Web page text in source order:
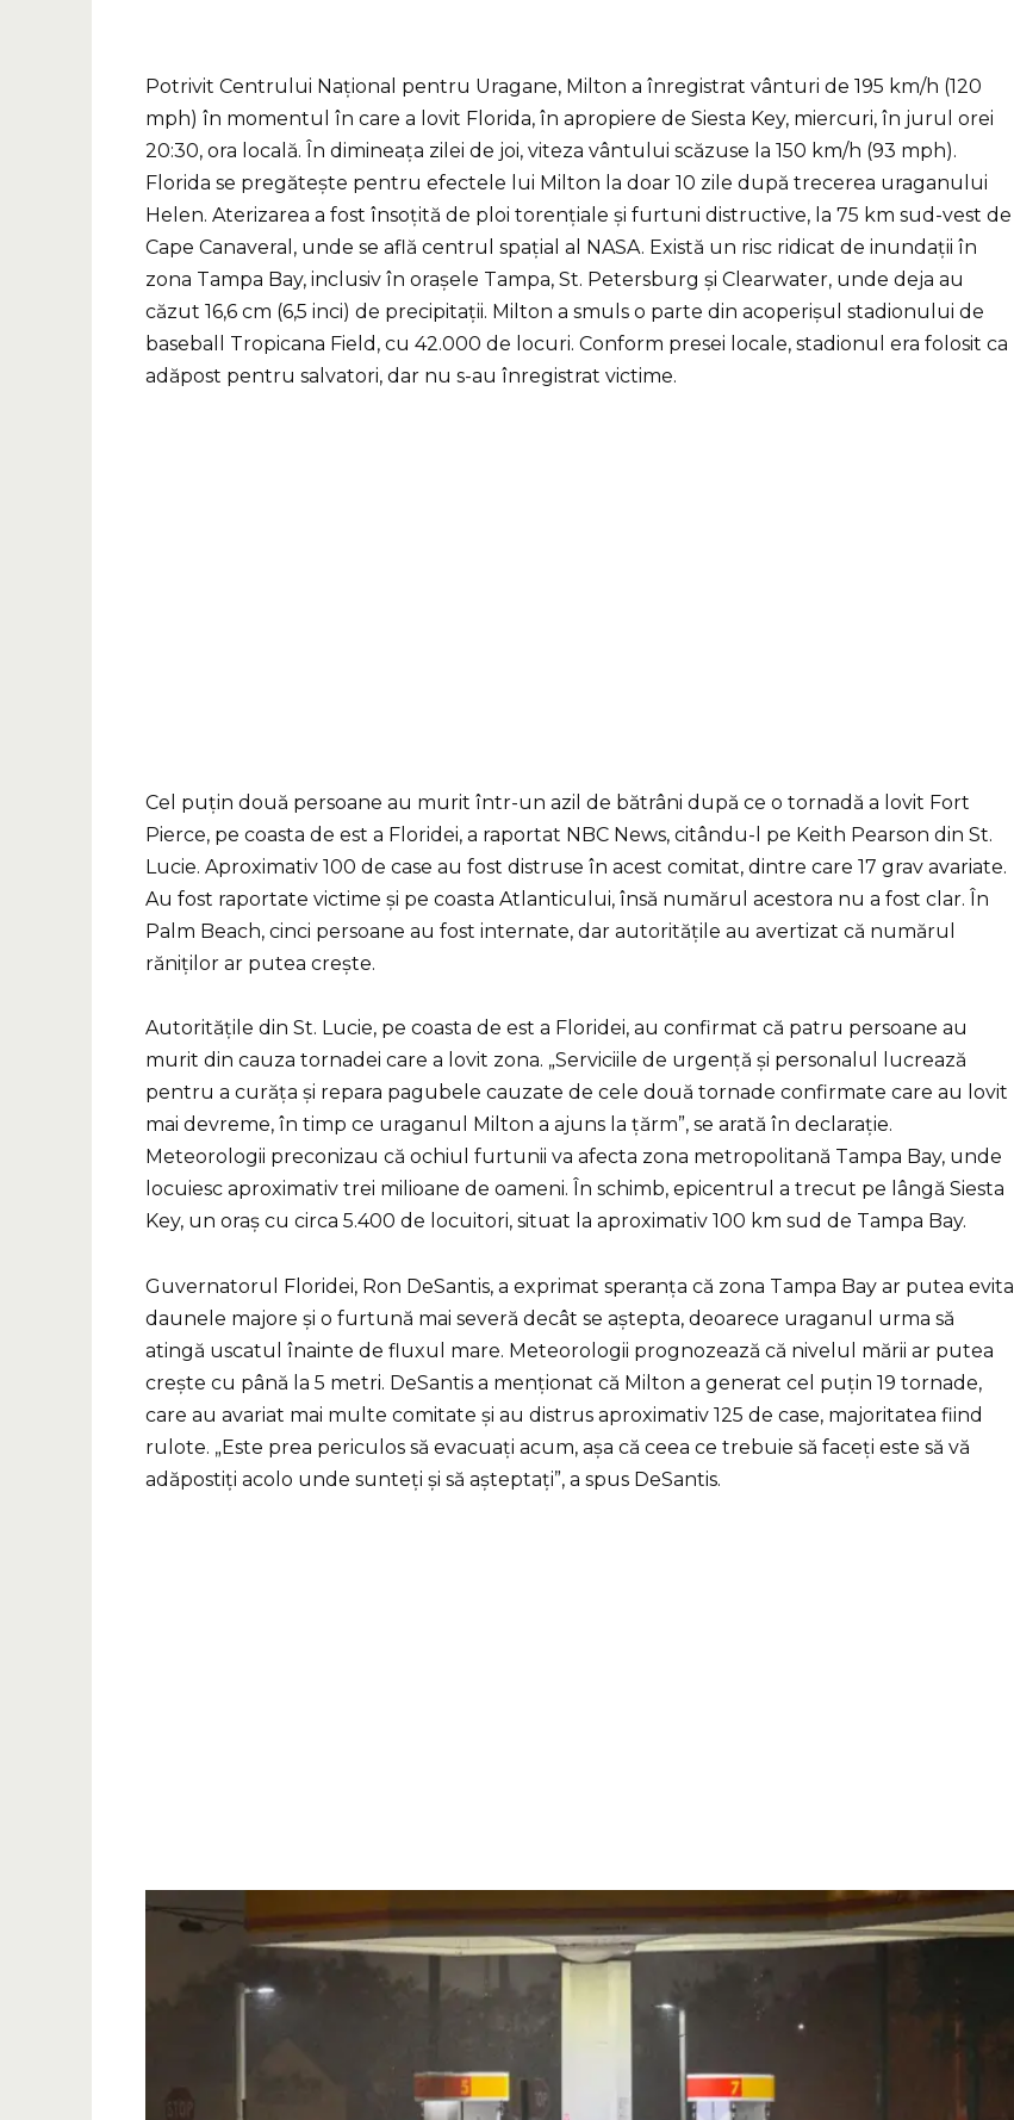
Potrivit Centrului Național pentru Uragane, Milton a înregistrat vânturi de 195 km/h (120
mph) în momentul în care a lovit Florida, în apropiere de Siesta Key, miercuri, în jurul orei
20:30, ora locală. În dimineața zilei de joi, viteza vântului scăzuse la 150 km/h (93 mph).
Florida se pregătește pentru efectele lui Milton la doar 10 zile după trecerea uraganului
Helen. Aterizarea a fost însoțită de ploi torențiale și furtuni distructive, la 75 km sud-vest de
Cape Canaveral, unde se află centrul spațial al NASA. Există un risc ridicat de inundații în
zona Tampa Bay, inclusiv în orașele Tampa, St. Petersburg și Clearwater, unde deja au
căzut 16,6 cm (6,5 inci) de precipitații. Milton a smuls o parte din acoperișul stadionului de
baseball Tropicana Field, cu 42.000 de locuri. Conform presei locale, stadionul era folosit ca
adăpost pentru salvatori, dar nu s-au înregistrat victime.
Cel puțin două persoane au murit într-un azil de bătrâni după ce o tornadă a lovit Fort
Pierce, pe coasta de est a Floridei, a raportat NBC News, citându-l pe Keith Pearson din St.
Lucie. Aproximativ 100 de case au fost distruse în acest comitat, dintre care 17 grav avariate.
Au fost raportate victime și pe coasta Atlanticului, însă numărul acestora nu a fost clar. În
Palm Beach, cinci persoane au fost internate, dar autoritățile au avertizat că numărul
răniților ar putea crește.
Autoritățile din St. Lucie, pe coasta de est a Floridei, au confirmat că patru persoane au
murit din cauza tornadei care a lovit zona. „Serviciile de urgență și personalul lucrează
pentru a curăța și repara pagubele cauzate de cele două tornade confirmate care au lovit
mai devreme, în timp ce uraganul Milton a ajuns la țărm”, se arată în declarație.
Meteorologii preconizau că ochiul furtunii va afecta zona metropolitană Tampa Bay, unde
locuiesc aproximativ trei milioane de oameni. În schimb, epicentrul a trecut pe lângă Siesta
Key, un oraș cu circa 5.400 de locuitori, situat la aproximativ 100 km sud de Tampa Bay.
Guvernatorul Floridei, Ron DeSantis, a exprimat speranța că zona Tampa Bay ar putea evita
daunele majore și o furtună mai severă decât se aștepta, deoarece uraganul urma să
atingă uscatul înainte de fluxul mare. Meteorologii prognozează că nivelul mării ar putea
crește cu până la 5 metri. DeSantis a menționat că Milton a generat cel puțin 19 tornade,
care au avariat mai multe comitate și au distrus aproximativ 125 de case, majoritatea fiind
rulote. „Este prea periculos să evacuați acum, așa că ceea ce trebuie să faceți este să vă
adăpostiți acolo unde sunteți și să așteptați”, a spus DeSantis.